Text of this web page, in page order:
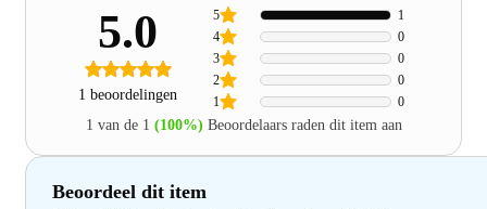
5.0
1 beoordelingen 1 0
2 0
3 0
4 0
5 1
1 van de 1 (100%) Beoordelaars raden dit item aan
Beoordeel dit item